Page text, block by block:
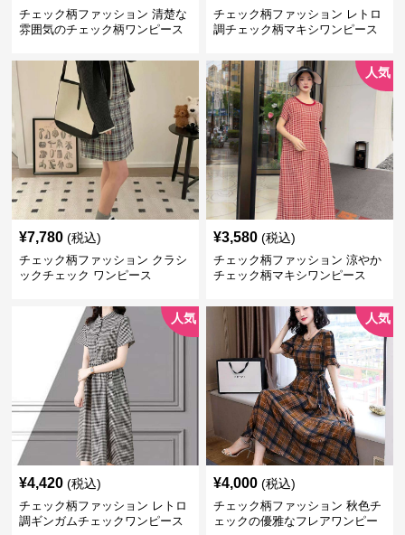
チェック柄ファッション 清楚な
雰囲気のチェック柄ワンピース
チェック柄ファッション レトロ
調チェック柄マキシワンピース
¥7,780 (税込)
チェック柄ファッション クラシ
ックチェック ワンピース
人気
¥3,580 (税込)
チェック柄ファッション 涼やか
チェック柄マキシワンピース
人気
¥4,420 (税込)
チェック柄ファッション レトロ
調ギンガムチェックワンピース
人気
¥4,000 (税込)
チェック柄ファッション 秋色チ
ェックの優雅なフレアワンピー